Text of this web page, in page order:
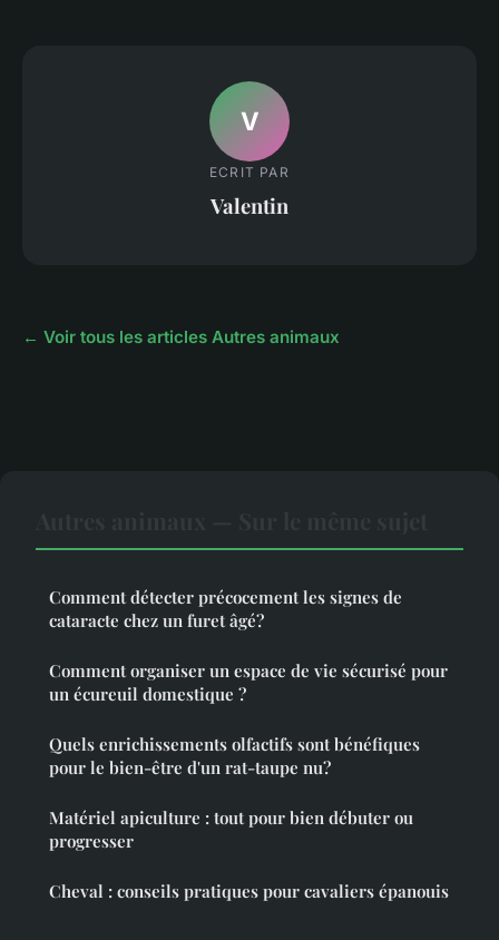
V
ECRIT PAR
Valentin
← Voir tous les articles Autres animaux
Comment détecter précocement les signes de
cataracte chez un furet âgé?
Comment organiser un espace de vie sécurisé pour
un écureuil domestique ?
Quels enrichissements olfactifs sont bénéfiques
pour le bien-être d'un rat-taupe nu?
Matériel apiculture : tout pour bien débuter ou
progresser
Cheval : conseils pratiques pour cavaliers épanouis